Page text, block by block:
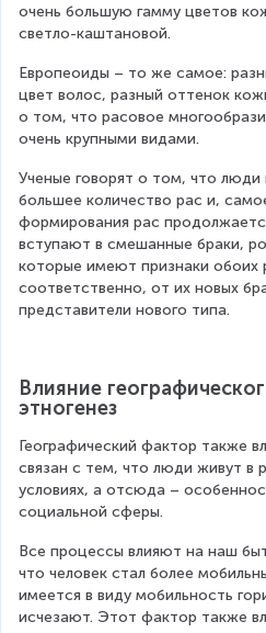
очень большую гамму цветов
светло-каштановой.
Европеоиды – то же самое:
цвет волос, разный оттенок
о том, что расовое
очень крупными видами.
Ученые говорят о том, что люди
большее количество рас и,
формирования рас
вступают в смешанные браки,
которые имеют признаки обоих
соответственно, от их новых
представители нового типа.
Влияние
этногенез
Географический фактор также
связан с тем, что люди живут в
условиях, а отсюда –
социальной сферы.
Все процессы влияют на наш
что человек стал более
имеется в виду мобильность
исчезают. Этот фактор также